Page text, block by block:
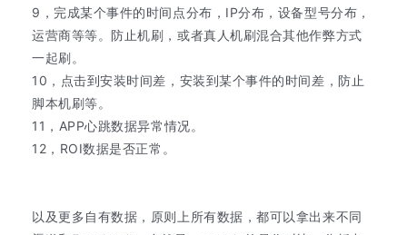
9，完成某个事件的时间点分布，IP分布，设备型号分布，
运营商等等。防止机刷，或者真人机刷混合其他作弊方式
一起刷。
10，点击到安装时间差，安装到某个事件的时间差，防止
脚本机刷等。
11，APP心跳数据异常情况。
12，ROI数据是否正常。
以及更多自有数据，原则上所有数据，都可以拿出来不同